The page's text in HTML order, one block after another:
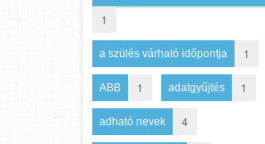
1
a szülés várható időpontja 1
ABB 1 adatgyűjtés 1
adható nevek 4